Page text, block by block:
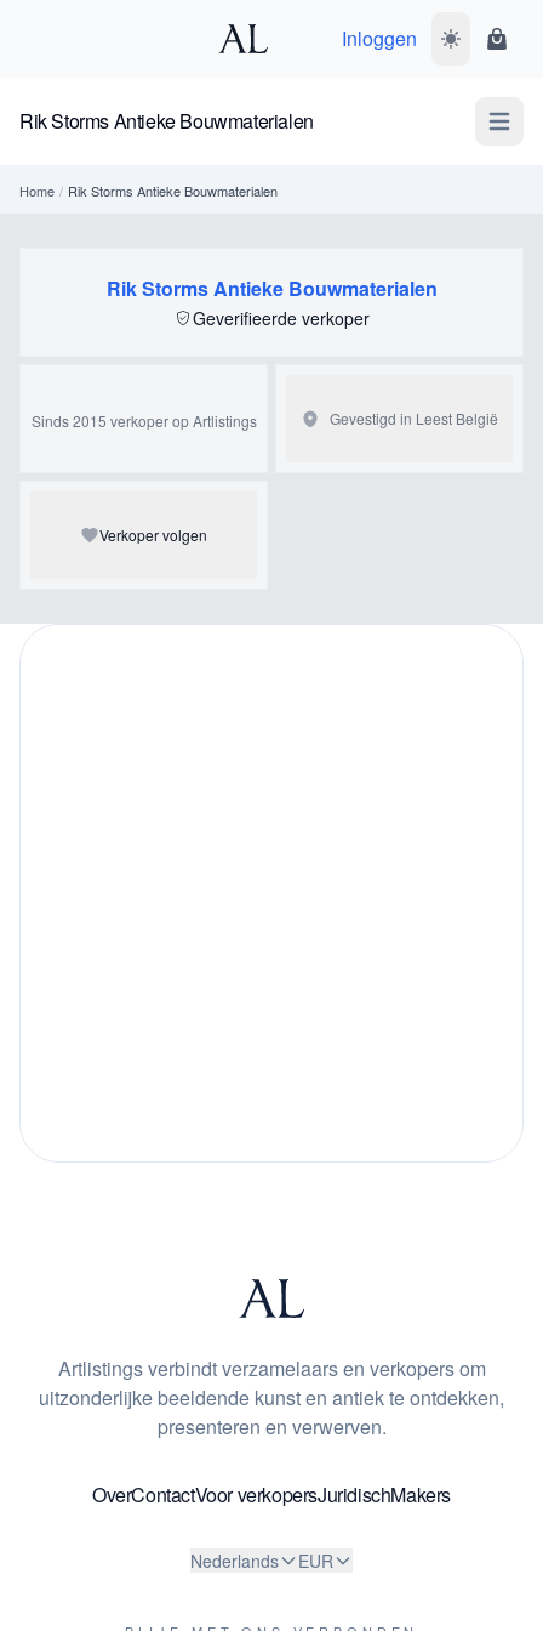
Inloggen Wissel
Rik Storms Antieke Bouwmaterialen Open
Home / Rik Storms Antieke Bouwmaterialen
Rik Storms Antieke Bouwmaterialen
Geverifieerde verkoper
Sinds 2015 verkoper op Artlistings Gevestigd in Leest België
Verkoper volgen
Artlistings verbindt verzamelaars en verkopers om
uitzonderlijke beeldende kunst en antiek te ontdekken,
presenteren en verwerven.
OverContactVoor verkopersJuridischMakers
Nederlands EUR